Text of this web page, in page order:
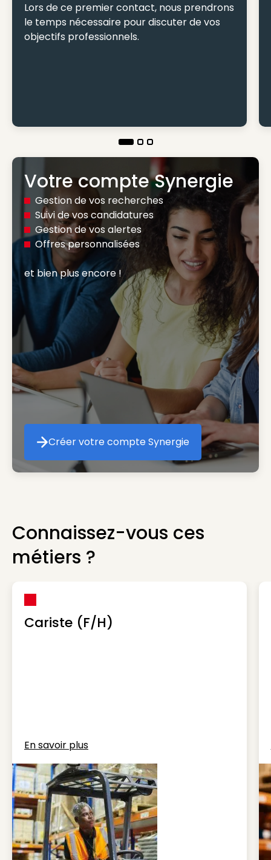
Lors de ce premier contact, nous prendrons
le temps nécessaire pour discuter de vos
objectifs professionnels.
Votre compte Synergie
Gestion de vos recherches
Suivi de vos candidatures
Gestion de vos alertes
Offres personnalisées
et bien plus encore !
Créer votre compte Synergie
Créer votre compte Synergie
Connaissez-vous ces
métiers ?
Cariste (F/H)
En savoir plus